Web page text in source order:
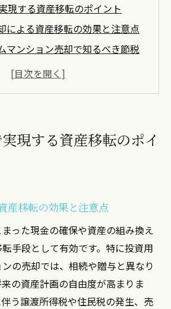
現する資産移転のポイント
による資産移転の効果と注意点
マンション売却で知るべき節税
ション贈与なら節税対策が要
で押さえておきたい不動産売却
を活用した相続税評価額圧縮の
した資産運用と不動産売却の組
現する資産移転のポイ
産移転の効果と注意点
った現金の確保や資産の組み換え
手段として有効です。特に投資用
の売却では、相続や贈与と異なり
の資産計画の自由度が高まりま
う譲渡所得税や住民税の発生、売